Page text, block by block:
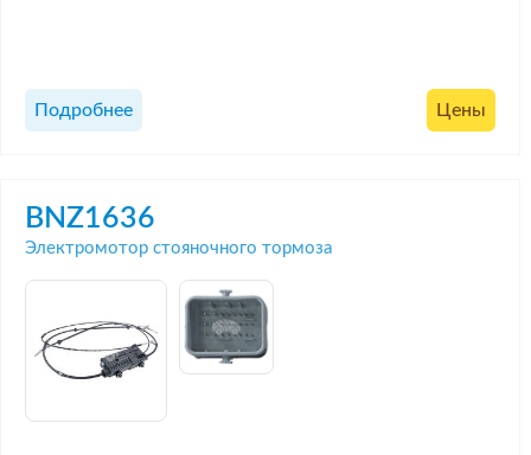
Подробнее Цены
BNZ1636
Электромотор стояночного тормоза